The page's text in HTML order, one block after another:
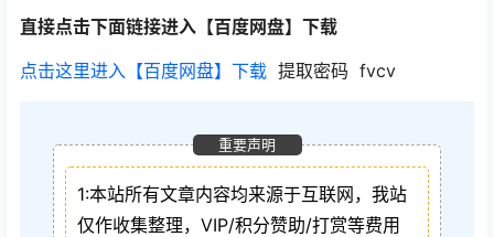
直接点击下面链接进入【百度网盘】下载
点击这里进入【百度网盘】下载 提取密码 fvcv
重要声明
1:本站所有文章内容均来源于互联网，我站
仅作收集整理，VIP/积分赞助/打赏等费用